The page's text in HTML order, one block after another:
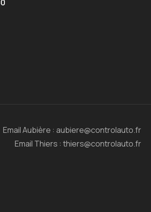
Email Aubière : aubiere@controlauto.fr
Email Thiers : thiers@controlauto.fr